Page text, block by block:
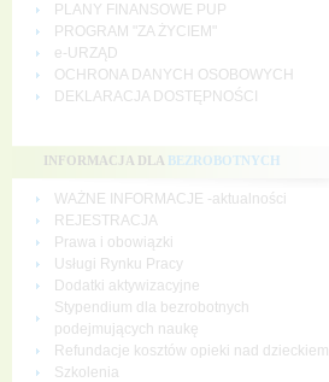
PLANY FINANSOWE PUP
PROGRAM "ZA ŻYCIEM"
e-URZĄD
OCHRONA DANYCH OSOBOWYCH
DEKLARACJA DOSTĘPNOŚCI
INFORMACJA DLA BEZROBOTNYCH
WAŻNE INFORMACJE -aktualności
REJESTRACJA
Prawa i obowiązki
Usługi Rynku Pracy
Dodatki aktywizacyjne
Stypendium dla bezrobotnych
podejmujących naukę
Refundacje kosztów opieki nad dzieckiem
Szkolenia